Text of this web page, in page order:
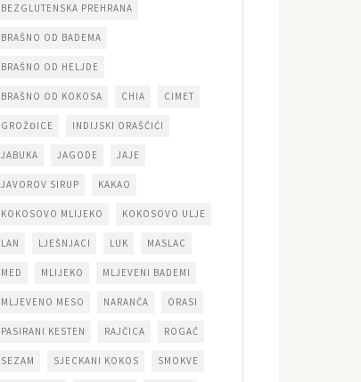
BEZGLUTENSKA PREHRANA
BRAŠNO OD BADEMA
BRAŠNO OD HELJDE
BRAŠNO OD KOKOSA CHIA CIMET
GROŽĐICE INDIJSKI ORAŠČIĆI
JABUKA JAGODE JAJE
JAVOROV SIRUP KAKAO
KOKOSOVO MLIJEKO KOKOSOVO ULJE
LAN LJEŠNJACI LUK MASLAC
MED MLIJEKO MLJEVENI BADEMI
MLJEVENO MESO NARANČA ORASI
PASIRANI KESTEN RAJČICA ROGAČ
SEZAM SJECKANI KOKOS SMOKVE